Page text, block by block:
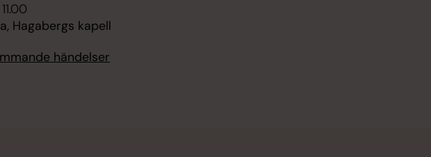
Hagabergs kapell
händelser